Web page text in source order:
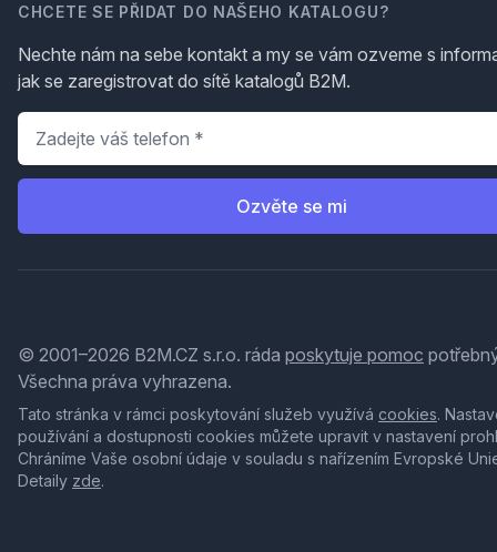
CHCETE SE PŘIDAT DO NAŠEHO KATALOGU?
Nechte nám na sebe kontakt a my se vám ozveme s
jak se zaregistrovat do sítě katalogů B2M.
Telefon
Ozvěte se mi
© 2001–2026 B2M.CZ s.r.o. ráda poskytuje pomoc
Všechna práva vyhrazena.
Tato stránka v rámci poskytování služeb využívá cookies.
používání a dostupnosti cookies můžete upravit v nastavení
Chráníme Vaše osobní údaje v souladu s nařízením Evropské
Detaily zde.